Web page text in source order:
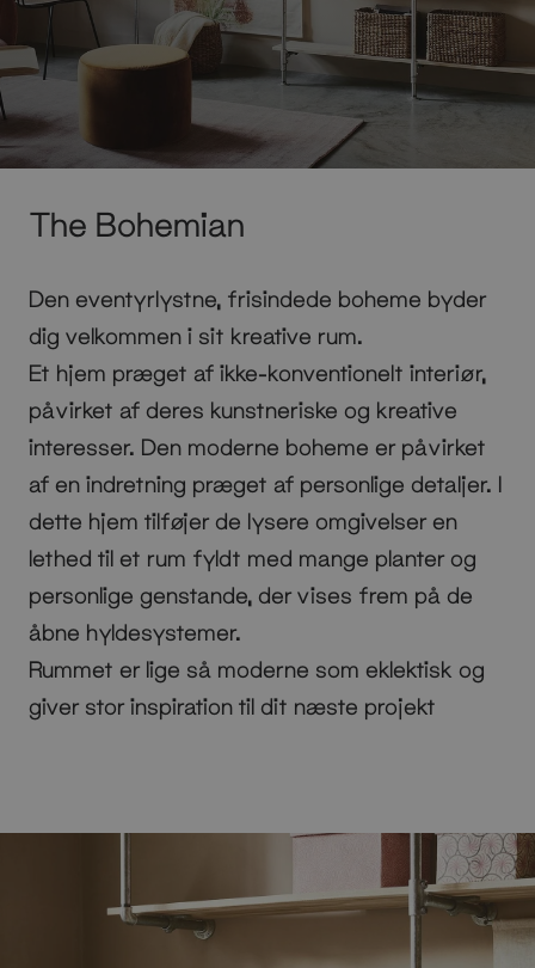
The Bohemian
Den eventyrlystne, frisindede boheme byder
dig velkommen i sit kreative rum.
Et hjem præget af ikke-konventionelt interiør,
påvirket af deres kunstneriske og kreative
interesser. Den moderne boheme er påvirket
af en indretning præget af personlige detaljer. I
dette hjem tilføjer de lysere omgivelser en
lethed til et rum fyldt med mange planter og
personlige genstande, der vises frem på de
åbne hyldesystemer.
Rummet er lige så moderne som eklektisk og
giver stor inspiration til dit næste projekt